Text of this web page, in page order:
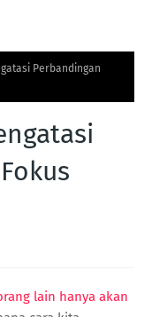
Perbandingan
lain hanya akan